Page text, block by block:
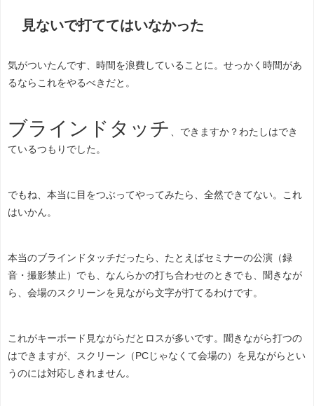
見ないで打ててはいなかった
気がついたんです、時間を浪費していることに。せっかく時間があ
るならこれをやるべきだと。
ブラインドタッチ
、できますか？わたしはでき
ているつもりでした。
でもね、本当に目をつぶってやってみたら、全然できてない。これ
はいかん。
本当のブラインドタッチだったら、たとえばセミナーの公演（録
音・撮影禁止）でも、なんらかの打ち合わせのときでも、聞きなが
ら、会場のスクリーンを見ながら文字が打てるわけです。
これがキーボード見ながらだとロスが多いです。聞きながら打つの
はできますが、スクリーン（PCじゃなくて会場の）を見ながらとい
うのには対応しきれません。